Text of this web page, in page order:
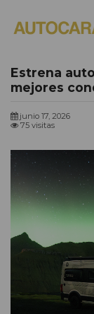
Estrena
mejores
junio 17, 2026
75 visitas